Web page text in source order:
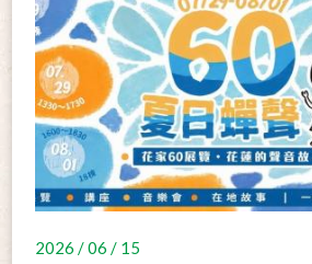
2026 / 06 / 15